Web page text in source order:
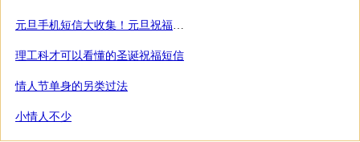
理工科才可以看懂的圣诞祝福短信
情人节单身的另类过法
小情人不少